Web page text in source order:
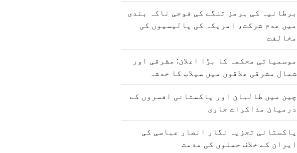
برطانیہ کی ہرمز تنگے کی فوجی ناکہ بندی
میں عدم شرکت، امریکہ کی پالیسیوں کی
مخالفت
موسمیاتی محکمہ کا بڑا اعلان: مشرقی اور
شمال مشرقی علاقوں میں سیلاب کا خدشہ
چین میں طالبان اور پاکستانی افسروں کے
درمیان مذاکرات جاری
پاکستانی تجزیہ نگار انصار عباسی کی
ایران کے خلاف حملوں کی مذمت